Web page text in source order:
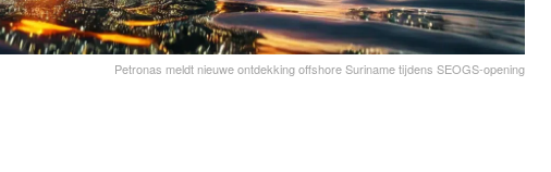
Petronas meldt nieuwe ontdekking offshore Suriname tijdens SEOGS-opening